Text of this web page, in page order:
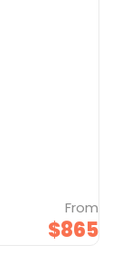
From
$865